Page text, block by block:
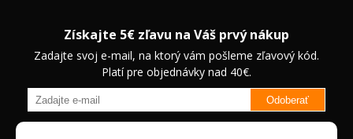
Získajte 5€ zľavu na Váš prvý nákup
Zadajte svoj e-mail, na ktorý vám pošleme zľavový kód.
Platí pre objednávky nad 40€.
Odoberať